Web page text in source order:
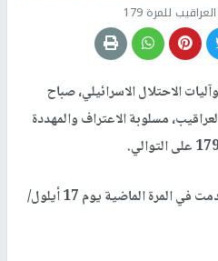
للمرة 179
الاحتلال الاسرائيلي، صباح
مسلوبة الاعتراف والمهددة
ويأتي هدم القرية اليوم، بعدما هُدمت في المرة الماضية يوم 17 أيلول/